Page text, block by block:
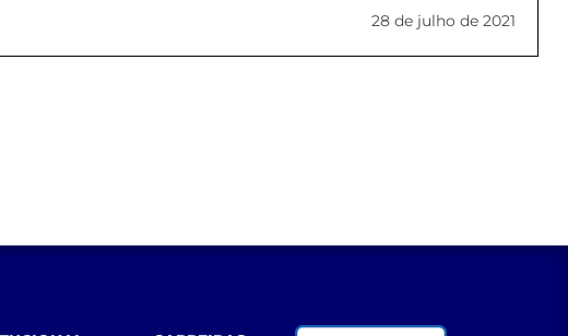
28 de julho de 2021